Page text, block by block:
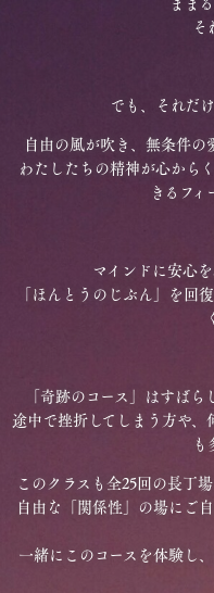
まま
そ
でも、それだ
自由の風が吹き、無条件の
わたしたちの精神が心から
きるフィ
マインドに安心
「ほんとうのじぶん」を回
「奇跡のコース」はすばら
途中で挫折してしまう方や、
も
このクラスも全25回の長丁
自由な「関係性」の場にご
一緒にこのコースを体験し